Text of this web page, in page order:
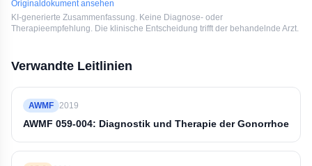
Originaldokument ansehen
KI-generierte Zusammenfassung. Keine Diagnose- oder
Therapieempfehlung. Die klinische Entscheidung trifft der behandelnde Arzt.
Verwandte Leitlinien
AWMF 2019
AWMF 059-004: Diagnostik und Therapie der Gonorrhoe